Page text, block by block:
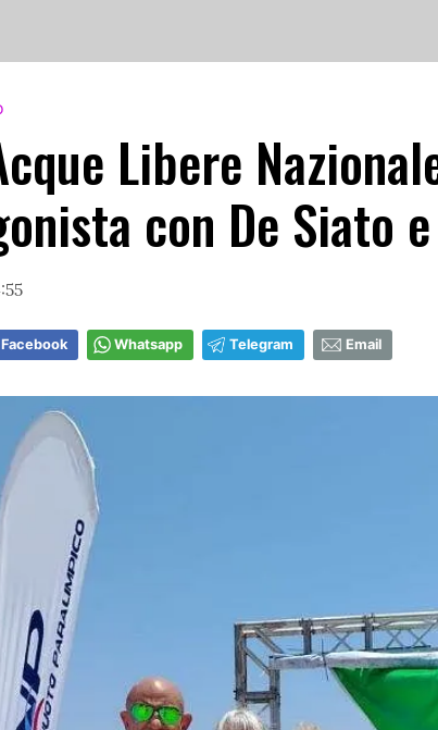
Libere
con De Siato
Facebook Whatsapp Telegram Email